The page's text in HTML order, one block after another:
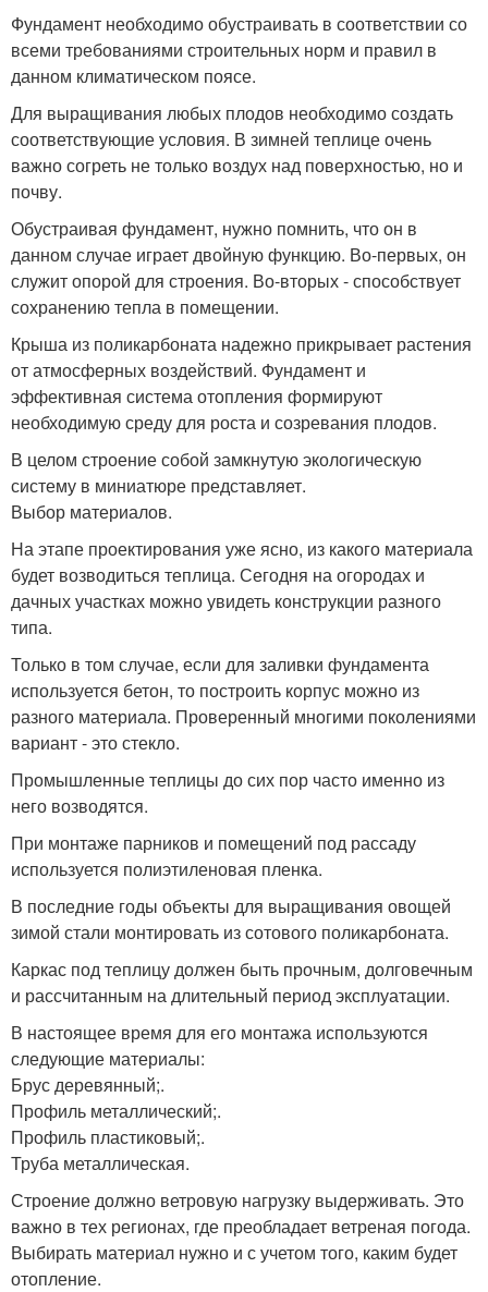
Фундамент необходимо обустраивать в соответствии со
всеми требованиями строительных норм и правил в
данном климатическом поясе.
Для выращивания любых плодов необходимо создать
соответствующие условия. В зимней теплице очень
важно согреть не только воздух над поверхностью, но и
почву.
Обустраивая фундамент, нужно помнить, что он в
данном случае играет двойную функцию. Во-первых, он
служит опорой для строения. Во-вторых - способствует
сохранению тепла в помещении.
Крыша из поликарбоната надежно прикрывает растения
от атмосферных воздействий. Фундамент и
эффективная система отопления формируют
необходимую среду для роста и созревания плодов.
В целом строение собой замкнутую экологическую
систему в миниатюре представляет.
Выбор материалов.
На этапе проектирования уже ясно, из какого материала
будет возводиться теплица. Сегодня на огородах и
дачных участках можно увидеть конструкции разного
типа.
Только в том случае, если для заливки фундамента
используется бетон, то построить корпус можно из
разного материала. Проверенный многими поколениями
вариант - это стекло.
Промышленные теплицы до сих пор часто именно из
него возводятся.
При монтаже парников и помещений под рассаду
используется полиэтиленовая пленка.
В последние годы объекты для выращивания овощей
зимой стали монтировать из сотового поликарбоната.
Каркас под теплицу должен быть прочным, долговечным
и рассчитанным на длительный период эксплуатации.
В настоящее время для его монтажа используются
следующие материалы:
Брус деревянный;.
Профиль металлический;.
Профиль пластиковый;.
Труба металлическая.
Строение должно ветровую нагрузку выдерживать. Это
важно в тех регионах, где преобладает ветреная погода.
Выбирать материал нужно и с учетом того, каким будет
отопление.